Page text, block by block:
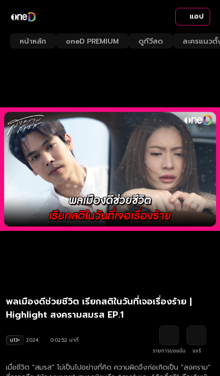
แอป
หน้าหลัก oneD PREMIUM ดูทีวีสด ละครแนวตั้
พลเมืองดีช่วยชีวิต เรียกสติในวันที่เจอเรื่องร้าย |
Highlight สงครามสมรส EP.1
น13+ 2024
0:02:52 นาที
รายการของฉัน
แชร์
เมื่อชีวิต “สมรส” ไม่เป็นไปอย่างที่คิด ความผิดจึงก่อเกิดเป็น “สงคราม”